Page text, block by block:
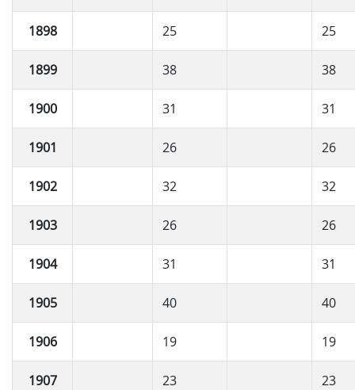
1898 25 25
1899 38 38
1900 31 31
1901 26 26
1902 32 32
1903 26 26
1904 31 31
1905 40 40
1906 19 19
1907 23 23